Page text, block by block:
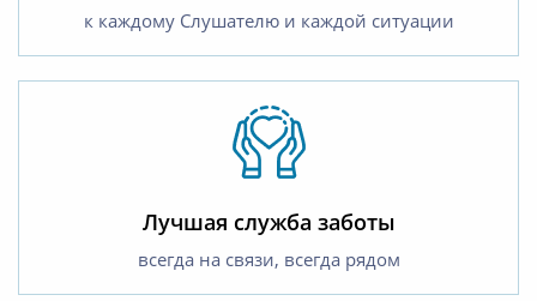
к каждому Слушателю и каждой ситуации
Лучшая служба заботы
всегда на связи, всегда рядом